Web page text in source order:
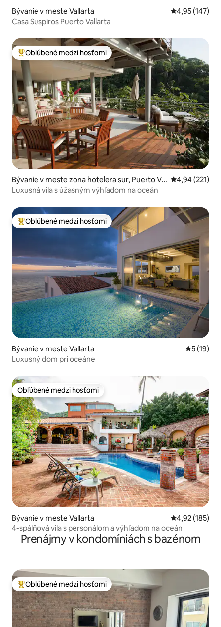
Bývanie v meste Vallarta Priemerné
4,95 (147)
Casa Suspiros Puerto Vallarta
Najobľúbenejšie medzi hosťami
Obľúbené medzi hosťami
Bývanie v meste zona hotelera sur, Puerto Val
larta
Priemerné
4,94 (221)
Luxusná vila s úžasným výhľadom na oceán
Najobľúbenejšie medzi hosťami
Obľúbené medzi hosťami
Bývanie v meste Vallarta
5 (19)
Luxusný dom pri oceáne
Obľúbené medzi hosťami
Obľúbené medzi hosťami
Bývanie v meste Vallarta Priemerné
4,92 (185)
4-spálňová vila s personálom a výhľadom na oceán
Prenájmy v kondomíniách s bazénom
Najobľúbenejšie medzi hosťami
Obľúbené medzi hosťami